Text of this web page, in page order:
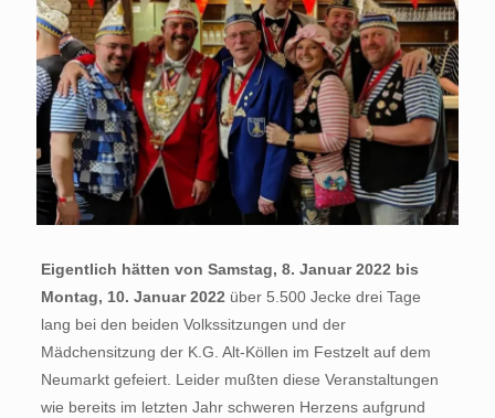
Eigentlich hätten von Samstag, 8. Januar 2022 bis
Montag, 10. Januar 2022 über 5.500 Jecke drei Tage
lang bei den beiden Volkssitzungen und der
Mädchensitzung der K.G. Alt-Köllen im Festzelt auf dem
Neumarkt gefeiert. Leider mußten diese Veranstaltungen
wie bereits im letzten Jahr schweren Herzens aufgrund